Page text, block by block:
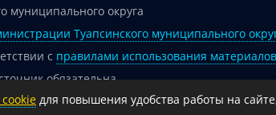
муниципального округа
Туапсинского муниципального
с правилами использования
обязательна.
на официальный интернет-портал
для повышения удобства работы на